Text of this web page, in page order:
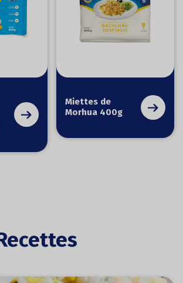
Miettes de
Morhua 400g